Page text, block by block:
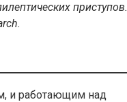
приступов.
и работающим над